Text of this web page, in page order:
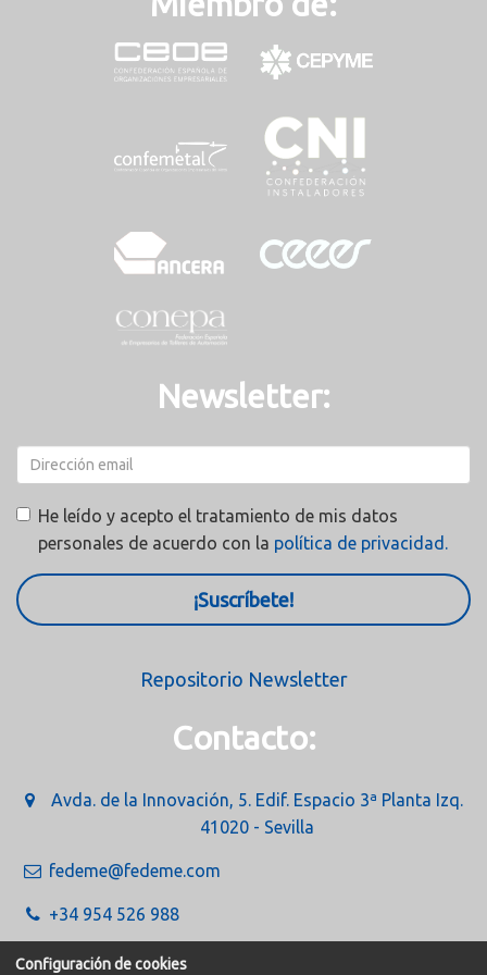
Newsletter:
He leído y acepto el tratamiento de mis datos
personales de acuerdo con la política de privacidad.
¡Suscríbete!
Repositorio Newsletter
Contacto:
Avda. de la Innovación, 5. Edif. Espacio 3ª Planta Izq.
41020 - Sevilla
fedeme@fedeme.com
+34 954 526 988
Configuración de cookies